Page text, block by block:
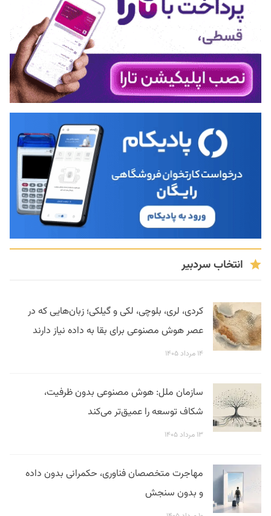
انتخاب سردبیر
کردی، لری، بلوچی، لکی و گیلکی؛ زبان‌هایی که در
عصر هوش مصنوعی برای بقا به داده نیاز دارند
۱۴ مرداد ۱۴۰۵
سازمان ملل: هوش مصنوعی بدون ظرفیت،
شکاف توسعه را عمیق‌تر می‌کند
۱۳ مرداد ۱۴۰۵
مهاجرت متخصصان فناوری، حکمرانی بدون داده
و بدون سنجش